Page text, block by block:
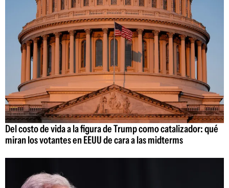
Del costo de vida a la figura de Trump como catalizador: qué
miran los votantes en EEUU de cara a las midterms